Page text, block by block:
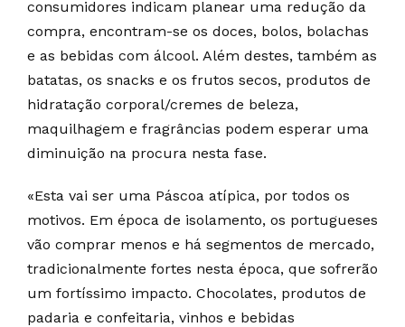
consumidores indicam planear uma redução da
compra, encontram-se os doces, bolos, bolachas
e as bebidas com álcool. Além destes, também as
batatas, os snacks e os frutos secos, produtos de
hidratação corporal/cremes de beleza,
maquilhagem e fragrâncias podem esperar uma
diminuição na procura nesta fase.
«Esta vai ser uma Páscoa atípica, por todos os
motivos. Em época de isolamento, os portugueses
vão comprar menos e há segmentos de mercado,
tradicionalmente fortes nesta época, que sofrerão
um fortíssimo impacto. Chocolates, produtos de
padaria e confeitaria, vinhos e bebidas